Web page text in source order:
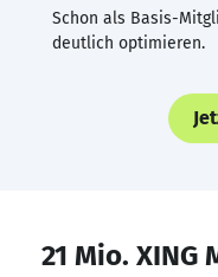
Schon als Basis-
deutlich optimieren.
21 Mio. XING